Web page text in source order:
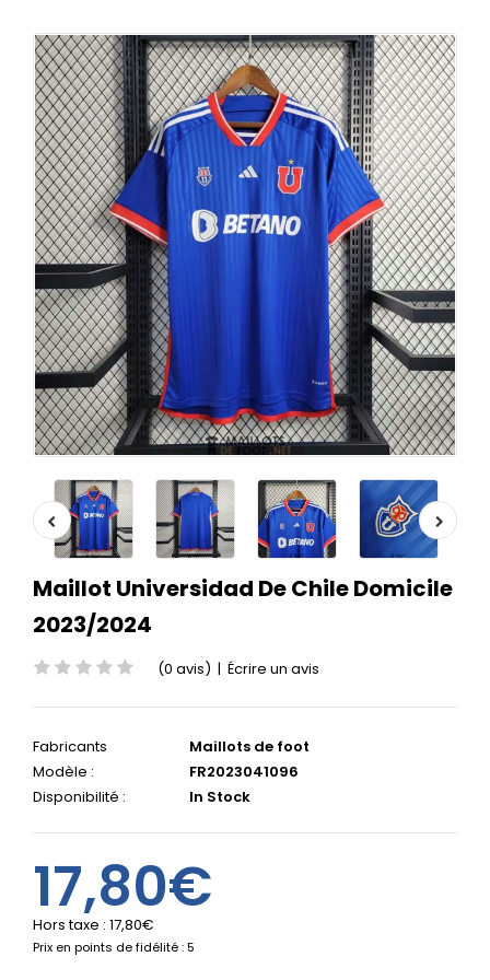
Maillot Universidad De Chile Domicile
2023/2024
(0 avis) | Écrire un avis
Fabricants
Maillots de foot
Modèle :
FR2023041096
Disponibilité :
In Stock
17,80€
Hors taxe : 17,80€
Prix en points de fidélité : 5